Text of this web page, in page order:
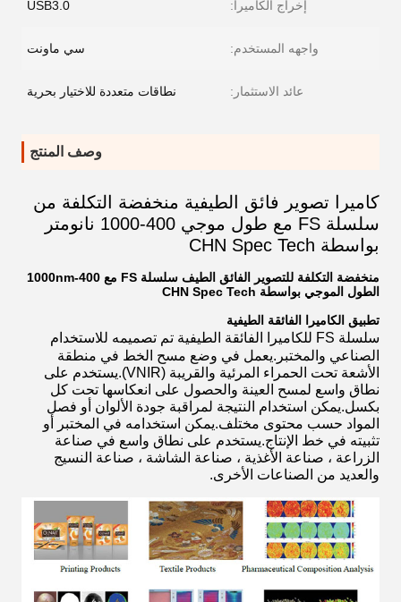
إخراج الكاميرا: USB3.0
واجهه المستخدم: سي ماونت
عائد الاستثمار: نطاقات متعددة للاختيار بحرية
وصف المنتج
كاميرا تصوير فائق الطيفية منخفضة التكلفة من
سلسلة FS مع طول موجي 400-1000 نانومتر
بواسطة CHN Spec Tech
منخفضة التكلفة للتصوير الفائق الطيف سلسلة FS مع 400-1000nm
الطول الموجي بواسطة CHN Spec Tech
تطبيق الكاميرا الفائقة الطيفية
سلسلة FS للكاميرا الفائقة الطيفية
تم تصميمه للاستخدام
الصناعي والمختبر.يعمل في وضع مسح الخط في منطقة
الأشعة تحت الحمراء المرئية والقريبة (VNIR).يستخدم على
نطاق واسع لمسح العينة والحصول على انعكاسها تحت كل
بكسل.يمكن استخدام النتيجة لمراقبة جودة الألوان أو فصل
المواد حسب محتوى مختلف.يمكن استخدامه في المختبر أو
تثبيته في خط الإنتاج.يستخدم على نطاق واسع في صناعة
الزراعة ، صناعة الأغذية ، صناعة الشاشة ، صناعة النسيج
والعديد من الصناعات الأخرى.